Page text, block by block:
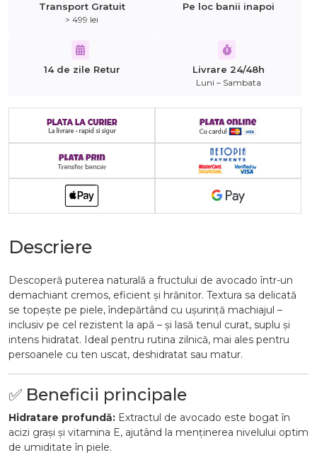
Transport Gratuit
> 499 lei
Pe loc banii inapoi
14 de zile Retur Livrare 24/48h
Luni – Sambata
Descriere
Descoperă puterea naturală a fructului de avocado într-un
demachiant cremos, eficient și hrănitor. Textura sa delicată
se topește pe piele, îndepărtând cu ușurință machiajul –
inclusiv pe cel rezistent la apă – și lasă tenul curat, suplu și
intens hidratat. Ideal pentru rutina zilnică, mai ales pentru
persoanele cu ten uscat, deshidratat sau matur.
✅ Beneficii principale
Hidratare profundă: Extractul de avocado este bogat în
acizi grași și vitamina E, ajutând la menținerea nivelului optim
de umiditate în piele.